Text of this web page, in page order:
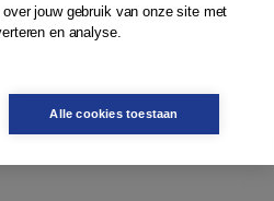
jouw gebruik van onze site met
en analyse.
Alle cookies toestaan